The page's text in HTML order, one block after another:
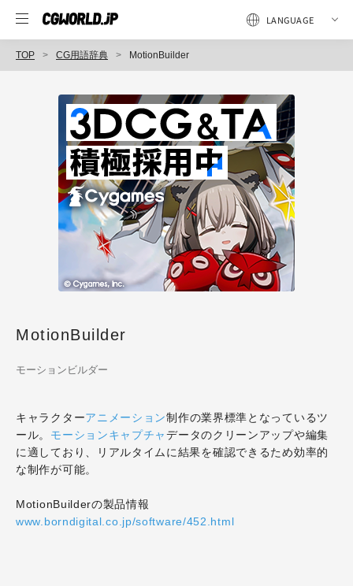
TOP CG用語辞典 MotionBuilder
MotionBuilder
モーションビルダー
キャラクターアニメーション制作の業界標準となっているツ
ール。 モーションキャプチャデータのクリーンアップや編集
に適しており、リアルタイムに結果を確認できるため効率的
な制作が可能。
MotionBuilderの製品情報
www.borndigital.co.jp/software/452.html